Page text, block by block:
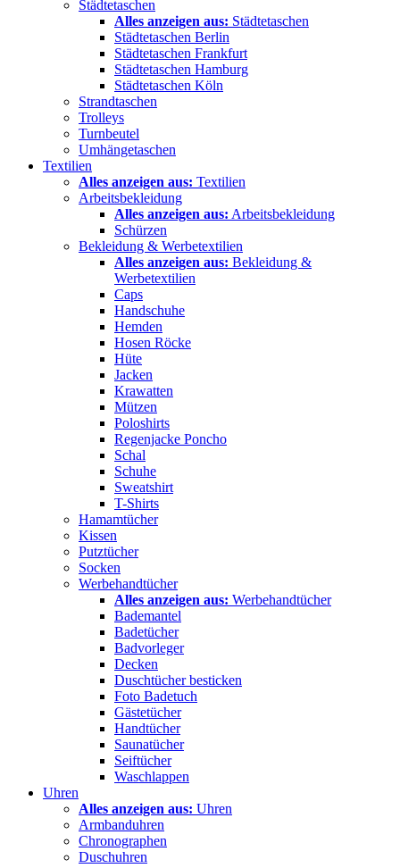
Städtetaschen
Alles anzeigen aus: Städtetaschen
Städtetaschen Berlin
Städtetaschen Frankfurt
Städtetaschen Hamburg
Städtetaschen Köln
Strandtaschen
Trolleys
Turnbeutel
Umhängetaschen
Textilien
Alles anzeigen aus: Textilien
Arbeitsbekleidung
Alles anzeigen aus: Arbeitsbekleidung
Schürzen
Bekleidung & Werbetextilien
Alles anzeigen aus: Bekleidung &
Werbetextilien
Caps
Handschuhe
Hemden
Hosen Röcke
Hüte
Jacken
Krawatten
Mützen
Poloshirts
Regenjacke Poncho
Schal
Schuhe
Sweatshirt
T-Shirts
Hamamtücher
Kissen
Putztücher
Socken
Werbehandtücher
Alles anzeigen aus: Werbehandtücher
Bademantel
Badetücher
Badvorleger
Decken
Duschtücher besticken
Foto Badetuch
Gästetücher
Handtücher
Saunatücher
Seiftücher
Waschlappen
Uhren
Alles anzeigen aus: Uhren
Armbanduhren
Chronographen
Duschuhren